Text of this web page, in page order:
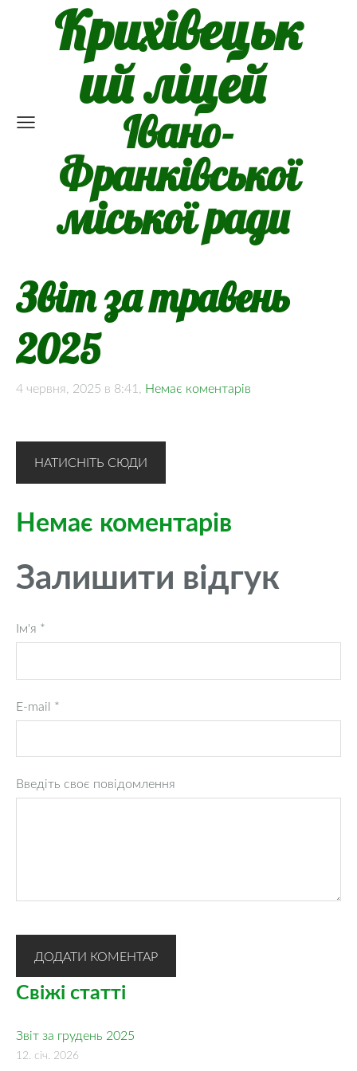
Крихівецьк
ий ліцей
Івано-
Франківської
міської ради
Свіжі статті
Звіт за грудень 2025
12. січ. 2026
Звіт за травень
2025
4 червня, 2025 в 8:41, Немає коментарів
НАТИСНІТЬ СЮДИ
Немає коментарів
Залишити відгук
Ім'я *
E-mail *
Введіть своє повідомлення